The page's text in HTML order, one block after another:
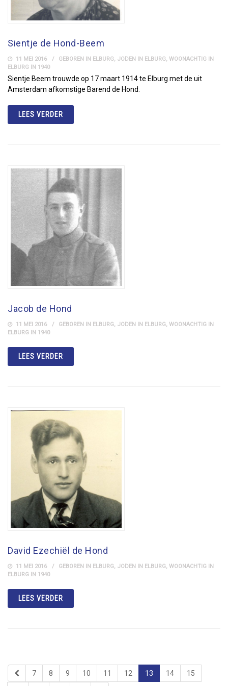
Sientje de Hond-Beem
11 MEI 2016 GEBOREN IN ELBURG, JODEN IN ELBURG, WOONACHTIG IN
ELBURG IN 1940
Sientje Beem trouwde op 17 maart 1914 te Elburg met de uit
Amsterdam afkomstige Barend de Hond.
LEES VERDER
Jacob de Hond
11 MEI 2016 GEBOREN IN ELBURG, JODEN IN ELBURG, WOONACHTIG IN
ELBURG IN 1940
LEES VERDER
David Ezechiël de Hond
11 MEI 2016 GEBOREN IN ELBURG, JODEN IN ELBURG, WOONACHTIG IN
ELBURG IN 1940
LEES VERDER
7 8 9 10 11 12 13 14 15